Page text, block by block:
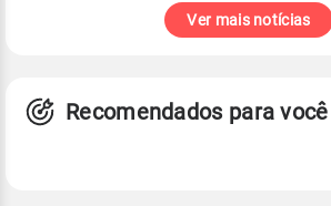
Ver mais notícias
Recomendados para você